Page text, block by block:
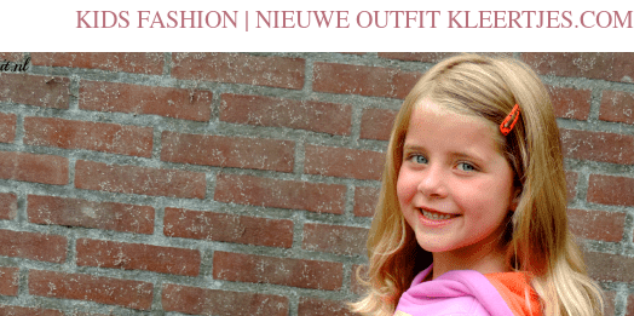
KIDS FASHION | NIEUWE OUTFIT KLEERTJES.COM